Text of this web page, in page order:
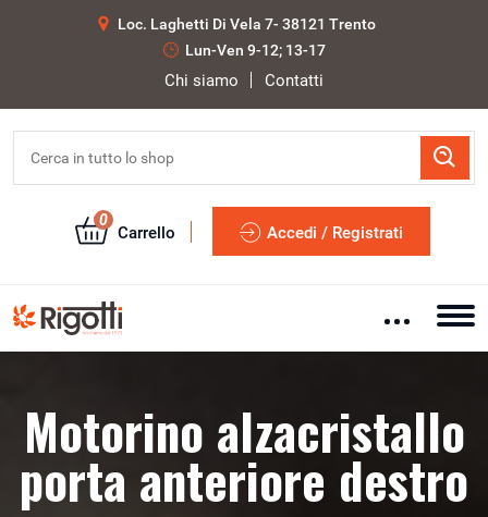
Loc. Laghetti Di Vela 7- 38121 Trento
Lun-Ven 9-12; 13-17
Chi siamo Contatti
0
Carrello Accedi / Registrati
Motorino alzacristallo
porta anteriore destro